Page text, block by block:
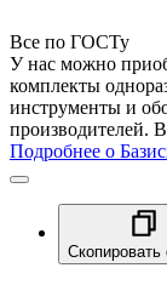
Все по ГОСТу
У нас можно
комплекты
инструменты и
производителей.
Подробнее о
Скопировать